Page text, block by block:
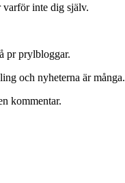
varför inte dig själv.
pr prylbloggar.
och nyheterna är många.
kommentar.